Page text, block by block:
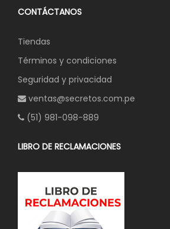
CONTÁCTANOS
Tiendas
Términos y condiciones
Seguridad y privacidad
ventas@secretos.com.pe
(51) 981-098-889
LIBRO DE RECLAMACIONES